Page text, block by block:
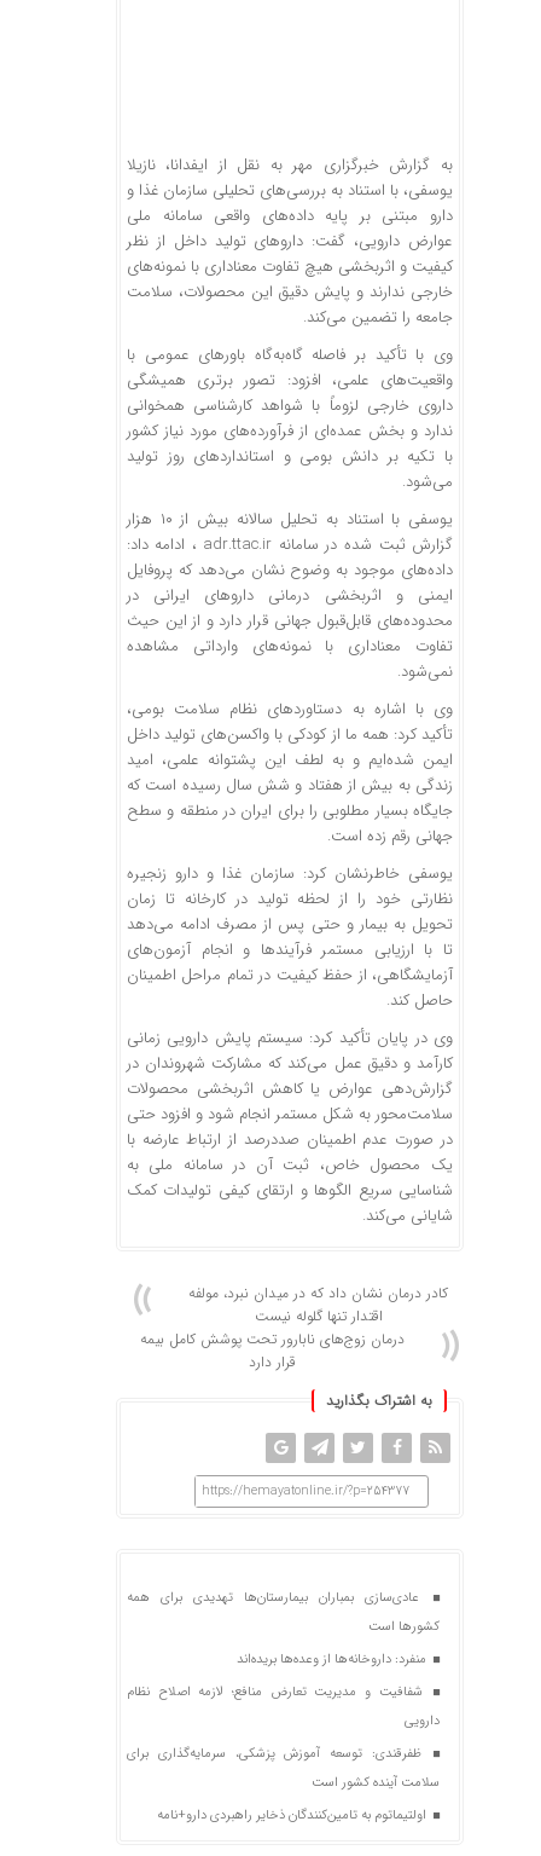
به گزارش خبرگزاری مهر به نقل از ایفدانا، نازیلا
یوسفی، با استناد به بررسی‌های تحلیلی سازمان غذا و
دارو مبتنی بر پایه داده‌های واقعی سامانه ملی
عوارض دارویی، گفت: داروهای تولید داخل از نظر
کیفیت و اثربخشی هیچ تفاوت معناداری با نمونه‌های
خارجی ندارند و پایش دقیق این محصولات، سلامت
جامعه را تضمین می‌کند.
وی با تأکید بر فاصله گاه‌به‌گاه باورهای عمومی با
واقعیت‌های علمی، افزود: تصور برتری همیشگی
داروی خارجی لزوماً با شواهد کارشناسی همخوانی
ندارد و بخش عمده‌ای از فرآورده‌های مورد نیاز کشور
با تکیه بر دانش بومی و استانداردهای روز تولید
می‌شود.
یوسفی با استناد به تحلیل سالانه بیش از ۱۰ هزار
گزارش ثبت‌ شده در سامانه adr.ttac.ir ، ادامه داد:
داده‌های موجود به وضوح نشان می‌دهد که پروفایل
ایمنی و اثربخشی درمانی داروهای ایرانی در
محدوده‌های قابل‌قبول جهانی قرار دارد و از این حیث
تفاوت معناداری با نمونه‌های وارداتی مشاهده
نمی‌شود.
وی با اشاره به دستاوردهای نظام سلامت بومی،
تأکید کرد: همه ما از کودکی با واکسن‌های تولید داخل
ایمن شده‌ایم و به لطف این پشتوانه علمی، امید
زندگی به بیش از هفتاد و شش سال رسیده است که
جایگاه بسیار مطلوبی را برای ایران در منطقه و سطح
جهانی رقم زده است.
یوسفی خاطرنشان کرد: سازمان غذا و دارو زنجیره
نظارتی خود را از لحظه تولید در کارخانه تا زمان
تحویل به بیمار و حتی پس از مصرف ادامه می‌دهد
تا با ارزیابی مستمر فرآیندها و انجام آزمون‌های
آزمایشگاهی، از حفظ کیفیت در تمام مراحل اطمینان
حاصل کند.
وی در پایان تأکید کرد: سیستم پایش دارویی زمانی
کارآمد و دقیق عمل می‌کند که مشارکت شهروندان در
گزارش‌دهی عوارض یا کاهش اثربخشی محصولات
سلامت‌محور به شکل مستمر انجام شود و افزود حتی
در صورت عدم اطمینان صددرصد از ارتباط عارضه با
یک محصول خاص، ثبت آن در سامانه ملی به
شناسایی سریع الگوها و ارتقای کیفی تولیدات کمک
شایانی می‌کند.
کادر درمان نشان داد که در میدان نبرد، مولفه
اقتدار تنها گلوله نیست
درمان زوج‌های نابارور تحت پوشش کامل بیمه‌
قرار دارد
به اشتراک بگذارید
https://hemayatonline.ir/?p=254377
عادی‌سازی بمباران بیمارستان‌ها تهدیدی برای همه
کشورها است
منفرد: داروخانه‌ها از وعده‌ها بریده‌اند
شفافیت و مدیریت تعارض منافع؛ لازمه اصلاح نظام
دارویی
ظفرقندی: توسعه آموزش پزشکی، سرمایه‌گذاری برای
سلامت آینده کشور است
اولتیماتوم به تامین‌کنندگان ذخایر راهبردی دارو+نامه